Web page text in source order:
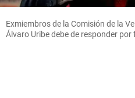
Exmiembros de la Comisión de la
Álvaro Uribe debe de responder